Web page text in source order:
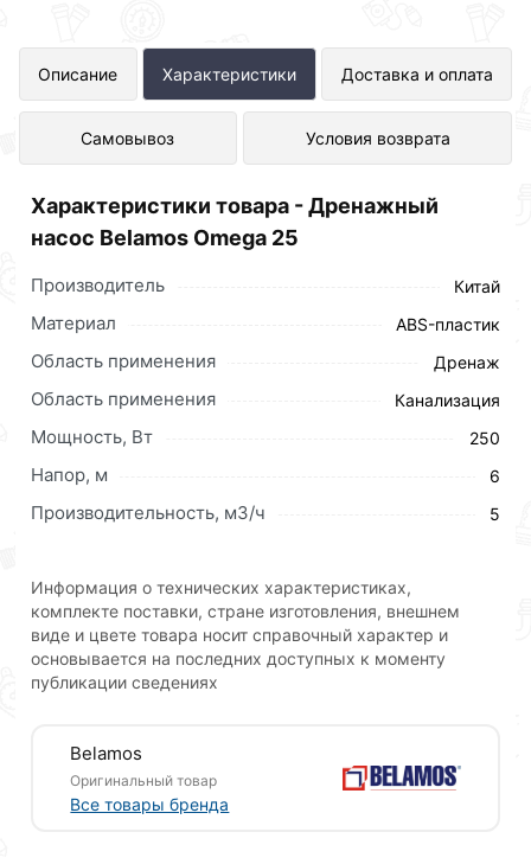
Описание Характеристики Доставка и оплата
Самовывоз Условия возврата
Дренажный насос Belamos Omega
25 представлен в интернет-
магазине Сантехника по отличной
Погружной дренажный насос Беламос Omega 25
предназначен для перекачивания жидкости из
бассейнов, резервуаров и погребов. Жидкость
длинноволокнистых включений и крупных твердых
частиц.
Характеристики товара - Дренажный
насос Belamos Omega 25
Производитель Китай
Материал ABS-пластик
Область применения Дренаж
Область применения Канализация
Мощность, Вт 250
Напор, м 6
Производительность, м3/ч 5
Информация о технических характеристиках,
комплекте поставки, стране изготовления, внешнем
виде и цвете товара носит справочный характер и
основывается на последних доступных к моменту
публикации сведениях
Belamos
Оригинальный товар
Все товары бренда